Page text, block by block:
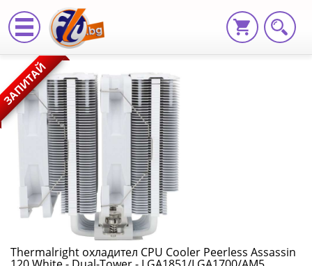
Thermalright
охладител
CPU
Cooler
Peerless
Assassin
120
White
ЗАПИТАЙ
Thermalright охладител CPU Cooler Peerless Assassin